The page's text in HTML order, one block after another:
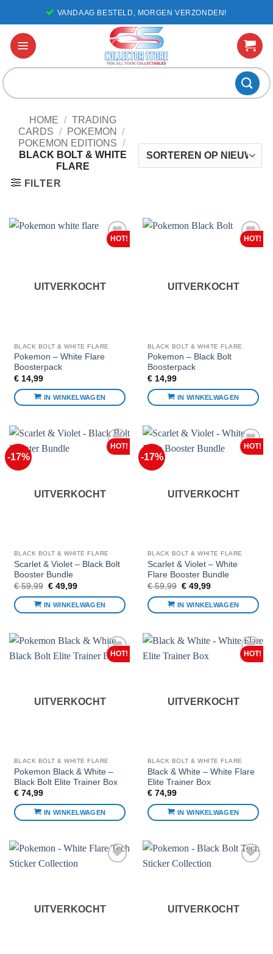
naar
inhoud
VANDAAG BESTELD, MORGEN VERZONDEN!
HOME / TRADING
CARDS / POKEMON
/
POKEMON EDITIONS /
BLACK BOLT & WHITE
FLARE
FILTER
Voeg toe
UITVERKOCHT
BLACK BOLT & WHITE FLARE
Pokemon – White Flare
Boosterpack
€14,99
IN WINKELWAGEN
Voeg toe
UITVERKOCHT
BLACK BOLT & WHITE FLARE
Pokemon – Black Bolt
Boosterpack
€14,99
IN WINKELWAGEN
-17%
Voeg toe
UITVERKOCHT
BLACK BOLT & WHITE FLARE
Scarlet & Violet – Black Bolt
Booster Bundle
€59,99 Oorspronkelijke
was:
€ 59,99.
€49,99Huidige
is:
€ 49,99.
IN WINKELWAGEN
-17%
Voeg toe
UITVERKOCHT
BLACK BOLT & WHITE FLARE
Scarlet & Violet – White
Flare Booster Bundle
€59,99 Oorspronkelijke
was:
€ 59,99.
€49,99Huidige
is:
€ 49,99.
IN WINKELWAGEN
Voeg toe
UITVERKOCHT
BLACK BOLT & WHITE FLARE
Pokemon Black & White –
Black Bolt Elite Trainer Box
€74,99
IN WINKELWAGEN
Voeg toe
UITVERKOCHT
BLACK BOLT & WHITE FLARE
Black & White – White Flare
Elite Trainer Box
€74,99
IN WINKELWAGEN
UITVERKOCHT UITVERKOCHT